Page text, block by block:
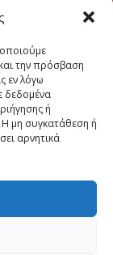
την πρόσβαση
εν λόγω
δεδομένα
ή
Η μη συγκατάθεση ή
αρνητικά